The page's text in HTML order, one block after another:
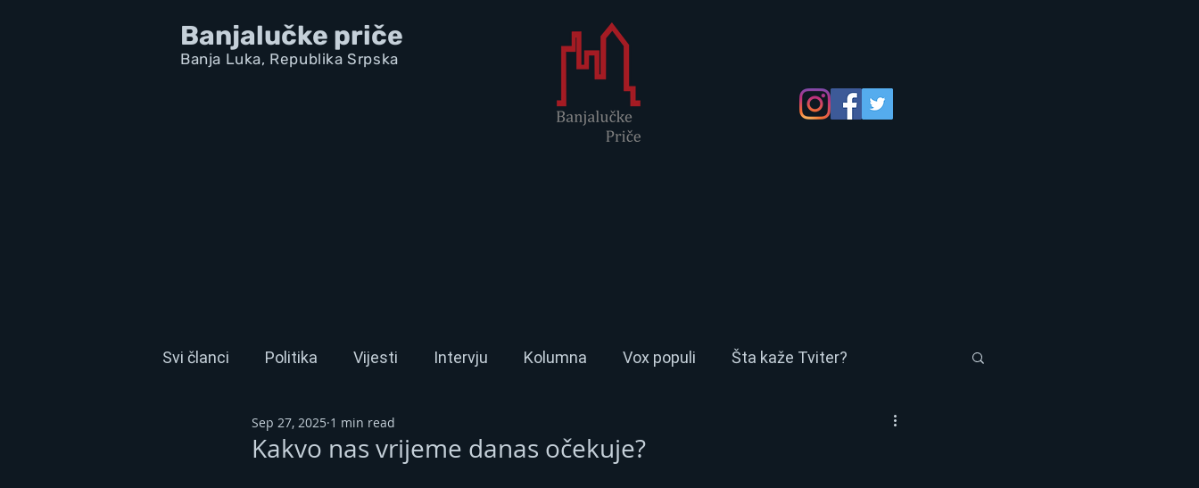
Banjalučke priče
Banja Luka, Republika Srpska
Svi članci Politika Vijesti Intervju Kolumna Vox populi Šta kaže Tviter?
Kakvo nas vrijeme danas očekuje?
Sep 27, 2025 1 min read